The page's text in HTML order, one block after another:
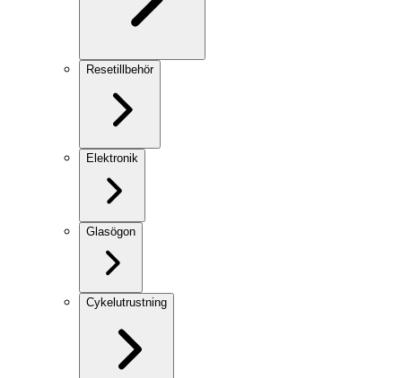
Resetillbehör
Elektronik
Glasögon
Cykelutrustning